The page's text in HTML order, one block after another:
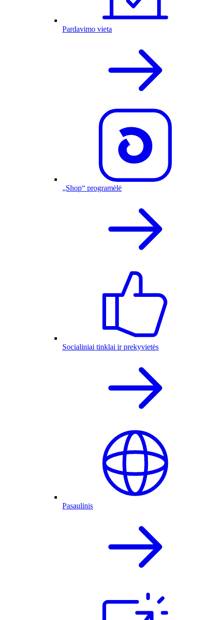
Pardavimo vieta
„Shop“ programėlė
Socialiniai tinklai ir prekyvietės
Pasaulinis